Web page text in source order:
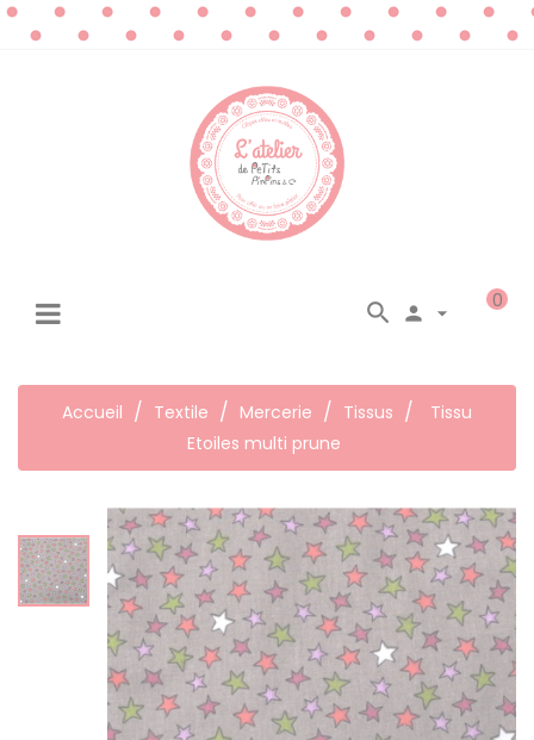
0
 

Accueil Textile Mercerie Tissus
Tissu
Etoiles multi prune